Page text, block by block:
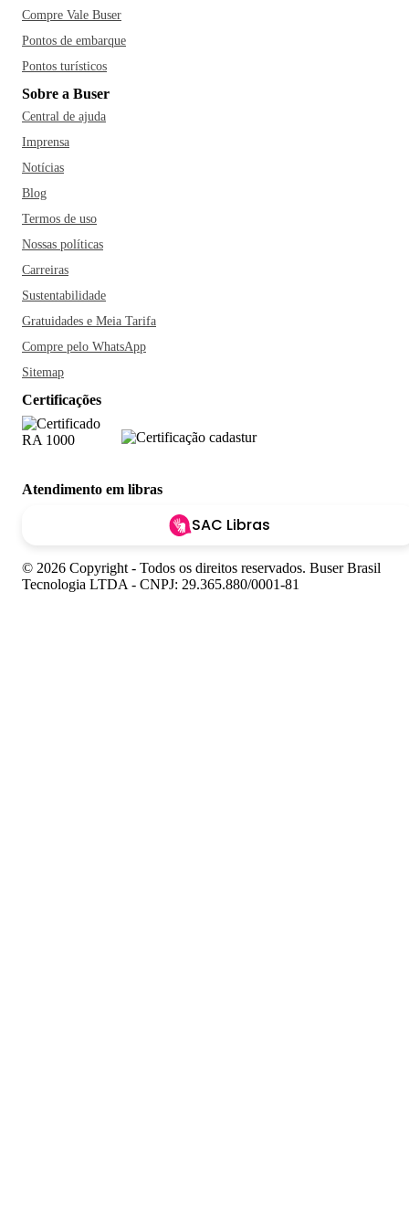
Compre Vale Buser
Pontos de embarque
Pontos turísticos
Sobre a Buser
Central de ajuda
Imprensa
Notícias
Blog
Termos de uso
Nossas políticas
Carreiras
Sustentabilidade
Gratuidades e Meia Tarifa
Compre pelo WhatsApp
Sitemap
Certificações
Atendimento em libras
SAC Libras
© 2026 Copyright - Todos os direitos reservados. Buser Brasil
Tecnologia LTDA - CNPJ: 29.365.880/0001-81